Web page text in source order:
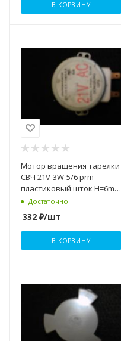
В КОРЗИНУ
Мотор вращения тарелки
СВЧ 21V-3W-5/6 prm
пластиковый шток H=6mm
(6549W1S017A,
Достаточно
332 ₽/шт
В КОРЗИНУ